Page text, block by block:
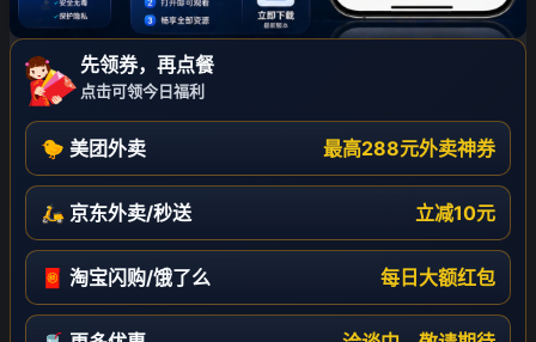
先领券，再点餐
点击可领今日福利
🐤 美团外卖 最高288元外卖神券
🛵 京东外卖/秒送 立减10元
🧧 淘宝闪购/饿了么 每日大额红包